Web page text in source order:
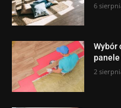
6
Wybór
panele
2